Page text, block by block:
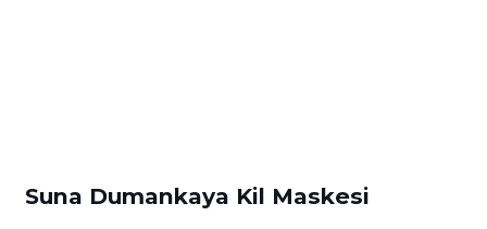
Suna Dumankaya Kil Maskesi